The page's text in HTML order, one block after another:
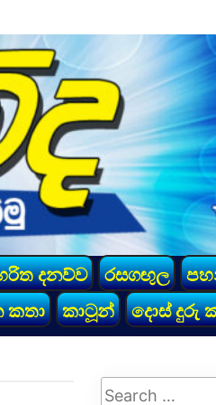
දනව්ව රසගඟුල
කාටූන් දොස් දුරු